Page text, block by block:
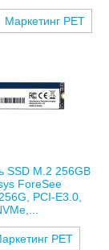
Маркетинг РЕТ
SSD M.2 256GB
ForeSee
PCI-E3.0,
РЕТ